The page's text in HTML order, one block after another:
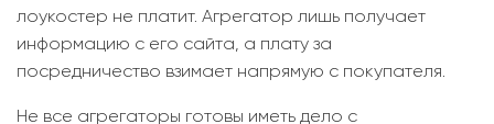
лоукостер не платит. Агрегатор лишь получает
информацию с его сайта, а плату за
посредничество взимает напрямую с покупателя.
Не все агрегаторы готовы иметь дело с